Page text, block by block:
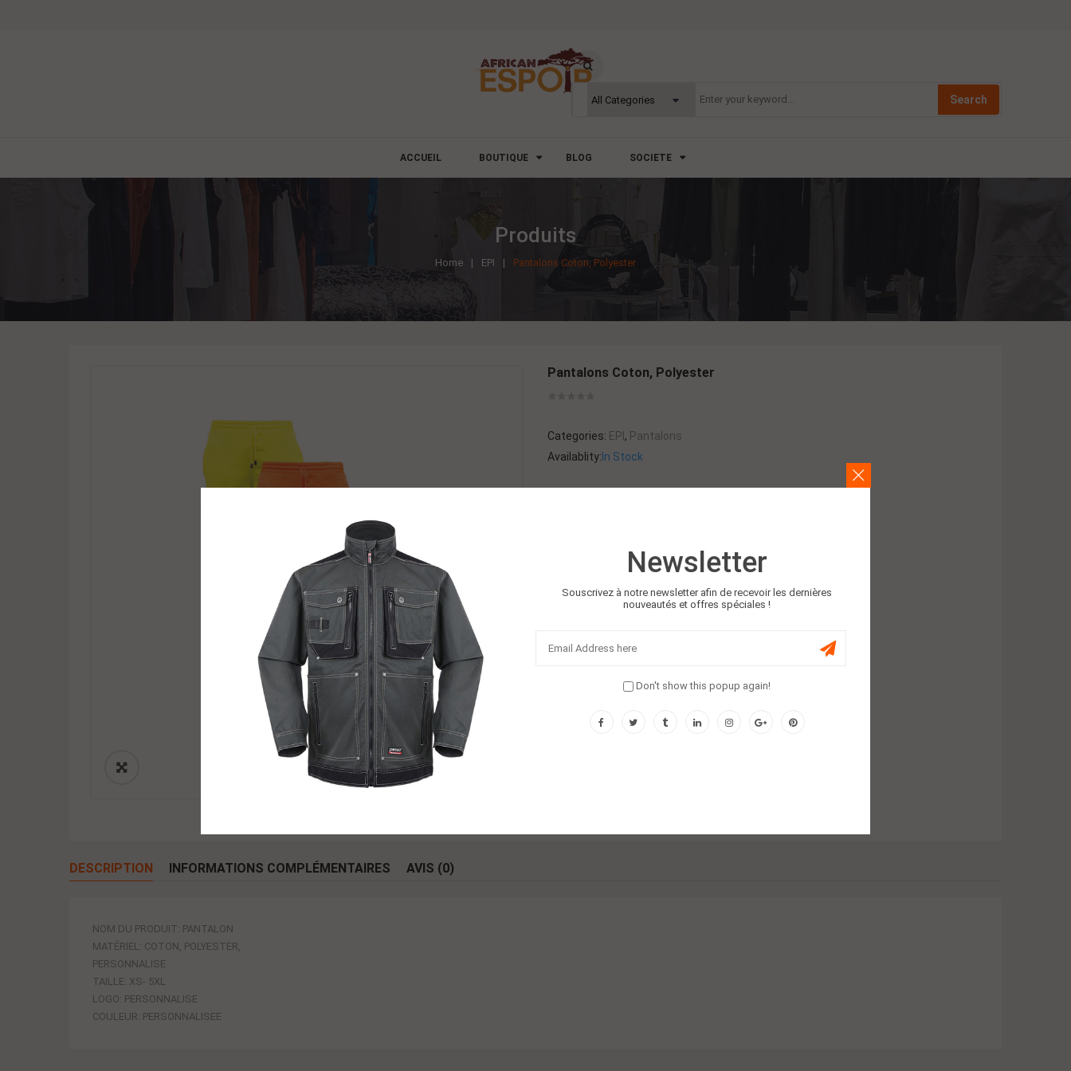
Search
ACCUEIL BOUTIQUE BLOG SOCIETE
Produits
Home EPI Pantalons Coton, Polyester
Pantalons Coton, Polyester
Categories: EPI , Pantalons
Availablity: In Stock
NOM DU PRODUIT: PANTALON
LOGO: PERSONNALISE
Quantité
DESCRIPTION INFORMATIONS COMPLÉMENTAIRES AVIS (0)
NOM DU PRODUIT: PANTALON
MATÉRIEL: COTON, POLYESTER,
PERSONNALISE
TAILLE: XS- 5XL
LOGO: PERSONNALISE
COULEUR: PERSONNALISEE
Newsletter
Souscrivez à notre newsletter afin de recevoir les dernières
nouveautés et offres spéciales !
Don't show this popup again!